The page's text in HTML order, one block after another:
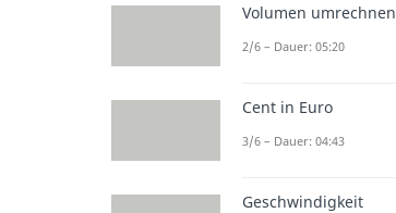
Volumen umrechnen
2/6 – Dauer: 05:20
Cent in Euro
3/6 – Dauer: 04:43
Geschwindigkeit